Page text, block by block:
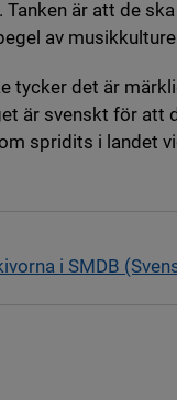
är att de
av
tycker det är
är svenskt för att
spridits i landet
i SMDB